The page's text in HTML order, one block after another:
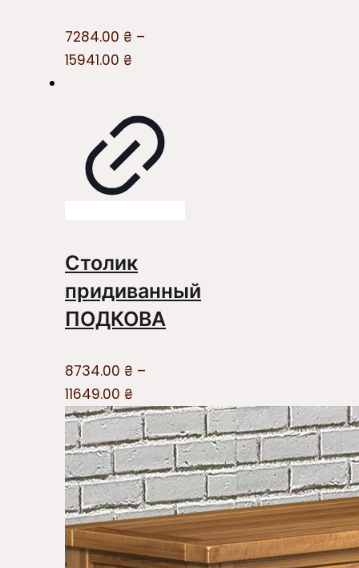
7284.00 ₴ –
15941.00 ₴
Столик
придиванный
ПОДКОВА
8734.00 ₴ –
11649.00 ₴